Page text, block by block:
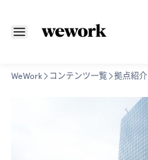
WeWork コンテンツ一覧 拠点紹介